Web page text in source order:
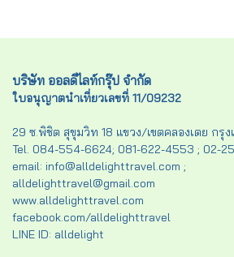
บริษัท ออลดีไลท์กรุ๊ป จำกัด
ใบอนุญาตนำเที่ยวเลขที่ 11/09232
29 ซ.พิชิต สุขุมวิท 18 แขวง/เขตคลองเตย กรุง
Tel. 084-554-6624; 081-622-4553 ; 02-
email: info@alldelighttravel.com ;
alldelighttravel@gmail.com
www.alldelighttravel.com
facebook.com/alldelighttravel
LINE ID: alldelight